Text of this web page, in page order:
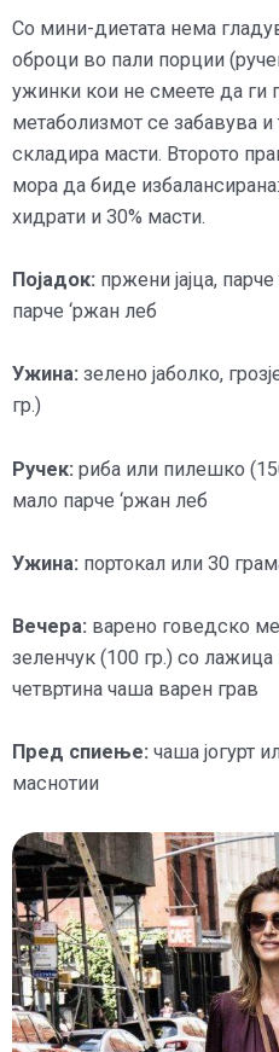
Со мини-диетата нема
оброци во пали порции
ужинки кои не смеете да ги
метаболизмот се забавува и
складира масти. Второто
мора да биде
хидрати и 30% масти.
Појадок: пржени јајца,
парче ‘ржан леб
Ужина: зелено јаболко,
гр.)
Ручек: риба или пилешко
мало парче ‘ржан леб
Ужина: портокал или 30
Вечера: варено говедско
зеленчук (100 гр.) со
четвртина чаша варен грав
Пред спиење: чаша јогурт
маснотии